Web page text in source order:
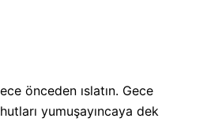
önceden ıslatın. Gece
yumuşayıncaya dek